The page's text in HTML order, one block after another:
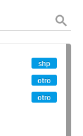
shp
otro
otro